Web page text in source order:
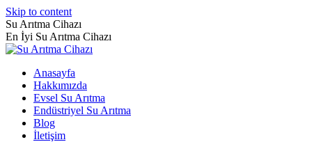
Skip to content
Su Arıtma Cihazı
En İyi Su Arıtma Cihazı
Anasayfa
Hakkımızda
Evsel Su Arıtma
Endüstriyel Su Arıtma
Blog
İletişim